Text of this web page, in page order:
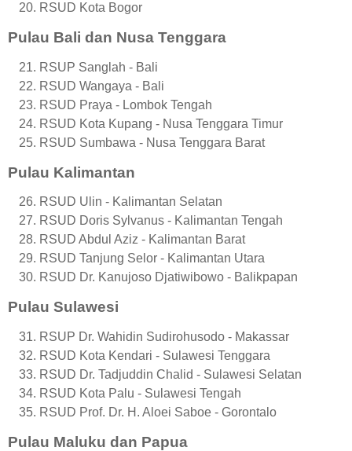
RSUD Kota Bogor
Pulau Bali dan Nusa Tenggara
RSUP Sanglah - Bali
RSUD Wangaya - Bali
RSUD Praya - Lombok Tengah
RSUD Kota Kupang - Nusa Tenggara Timur
RSUD Sumbawa - Nusa Tenggara Barat
Pulau Kalimantan
RSUD Ulin - Kalimantan Selatan
RSUD Doris Sylvanus - Kalimantan Tengah
RSUD Abdul Aziz - Kalimantan Barat
RSUD Tanjung Selor - Kalimantan Utara
RSUD Dr. Kanujoso Djatiwibowo - Balikpapan
Pulau Sulawesi
RSUP Dr. Wahidin Sudirohusodo - Makassar
RSUD Kota Kendari - Sulawesi Tenggara
RSUD Dr. Tadjuddin Chalid - Sulawesi Selatan
RSUD Kota Palu - Sulawesi Tengah
RSUD Prof. Dr. H. Aloei Saboe - Gorontalo
Pulau Maluku dan Papua